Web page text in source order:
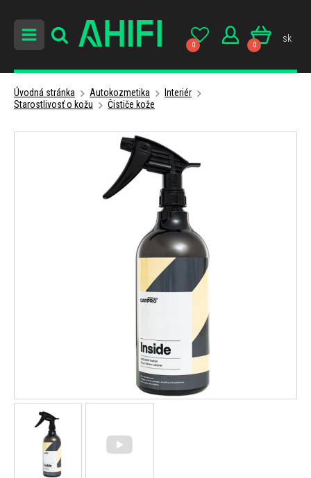
0 0
sk
Úvodná stránka Autokozmetika
Interiér
Starostlivosť o kožu
Čističe kože